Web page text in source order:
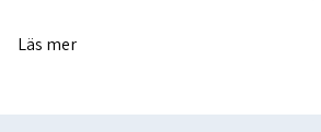
g Protein 10 g Salt 1,2 gFrysvara..
Läs mer